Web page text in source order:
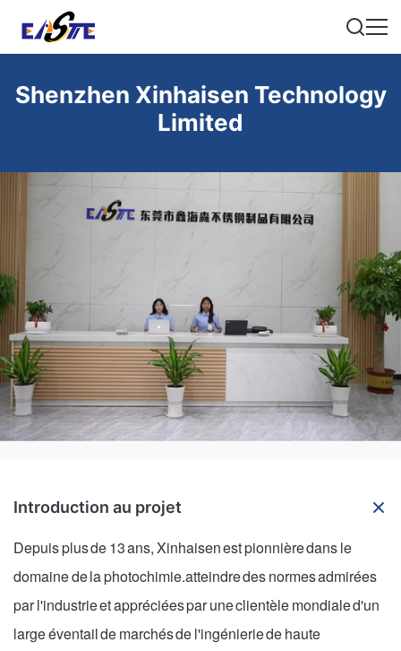
Shenzhen Xinhaisen Technology
Limited
Introduction au projet
Depuis plus de 13 ans, Xinhaisen est pionnière dans le
domaine de la photochimie.atteindre des normes admirées
par l'industrie et appréciées par une clientèle mondiale d'un
large éventail de marchés de l'ingénierie de haute